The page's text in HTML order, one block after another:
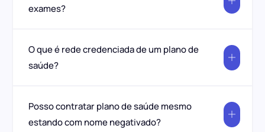
exames?
O que é rede credenciada de um plano de
saúde?
Posso contratar plano de saúde mesmo
estando com nome negativado?